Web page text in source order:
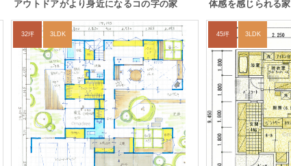
アウトドアがより身近になるコの字の家
体感を感じられる家
32坪 3LDK 45坪 3LDK